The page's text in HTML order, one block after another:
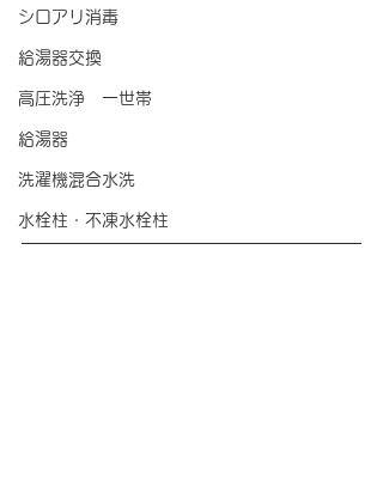
シロアリ消毒
給湯器交換
高圧洗浄 一世帯
給湯器
洗濯機混合水洗
水栓柱・不凍水栓柱